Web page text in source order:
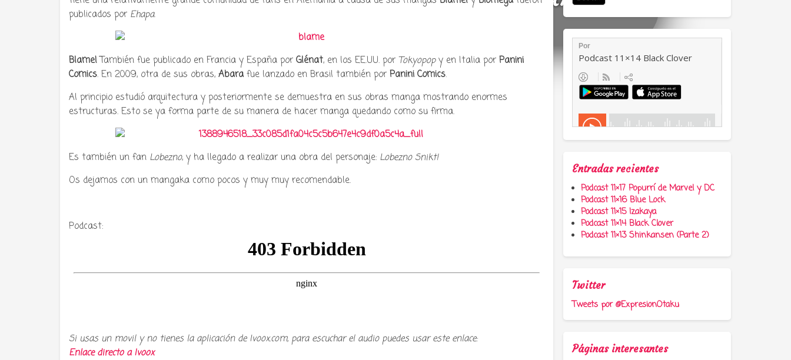
cultura japonesa ツ
publicados por Ehapa.
Blame!También fue publicado en Francia y España por Glénat, en los EE.UU. por Tokyopopy en Italia por Panini
Comics. En 2009, otra de sus obras, Abara fue lanzado en Brasil también por Panini Comics.
Al principio estudió arquitectura y posteriormente se demuestra en sus obras manga mostrando enormes
estructuras. Esto se ya forma parte de su manera de hacer manga quedando como su firma.
Es también un fan Lobezno, y ha llegado a realizar una obra del personaje: Lobezno Snikt!
Os dejamos con un mangaka como pocos y muy muy recomendable.
Podcast:
Si usas un movil y no tienes la aplicación de Ivoox.com, para escuchar el audio puedes usar este enlace:
Enlace directo aIvoox
Entradas recientes
Podcast 11×17 Popurrí de Marvel y DC
Podcast 11×16 Blue Lock
Podcast 11×15 Izakaya
Podcast 11×14 Black Clover
Podcast 11×13 Shinkansen (Parte 2)
Twitter
Tweets por @ExpresionOtaku
Páginas interesantes